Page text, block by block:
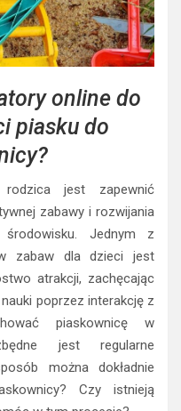
online do
piasku do
rodzica jest zapewnić
zabawy i rozwijania
Jednym z
zabaw dla dzieci jest
atrakcji, zachęcając
poprzez interakcję z
piaskownicę w
jest regularne
można dokładnie
Czy istnieją